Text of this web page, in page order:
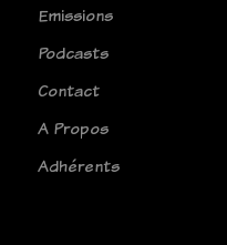
Emissions
Podcasts
Contact
A Propos
Adhérents